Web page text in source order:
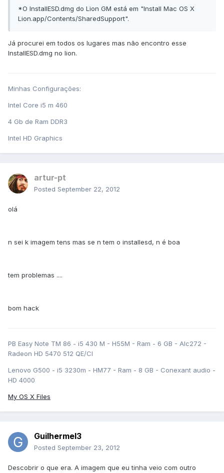
*O InstallESD.dmg do Lion GM está em "Install Mac OS X
Lion.app/Contents/SharedSupport".
Já procurei em todos os lugares mas não encontro esse
InstallESD.dmg no lion.
Minhas Configurações:
Intel Core i5 m 460
4 Gb de Ram DDR3
Intel HD Graphics
artur-pt
Posted September 22, 2012
olá
n sei k imagem tens mas se n tem o installesd, n é boa
tem problemas ....
bom hack
PB Easy Note TM 86 - i5 430 M - H55M - Ram - 6 GB - Alc272 -
Radeon HD 5470 512 QE/CI
Lenovo G500 - i5 3230m - HM77 - Ram - 8 GB - Conexant audio -
HD 4000
My OS X Files
Guilhermel3
Posted September 23, 2012
Descobrir o que era. A imagem que eu tinha veio com outro